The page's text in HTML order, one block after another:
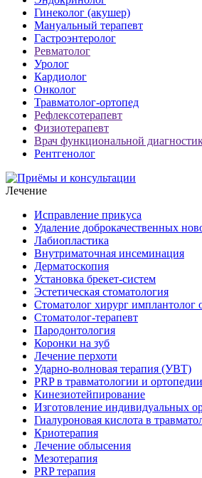
Гинеколог (акушер)
Мануальный терапевт
Гастроэнтеролог
Ревматолог
Уролог
Кардиолог
Онколог
Травматолог-ортопед
Рефлексотерапевт
Физиотерапевт
Врач функциональной
Рентгенолог
Лечение
Исправление прикуса
Удаление доброкачественных
Лабиопластика
Внутриматочная инсеминация
Дерматоскопия
Установка брекет-систем
Эстетическая стоматология
Стоматолог хирург имплантолог
Стоматолог-терапевт
Пародонтология
Коронки на зуб
Лечение перхоти
Ударно-волновая терапия (УВТ)
PRP в травматологии и ортопедии
Кинезиотейпирование
Изготовление индивидуальных
Гиалуроновая кислота в
Криотерапия
Лечение облысения
Мезотерапия
PRP терапия